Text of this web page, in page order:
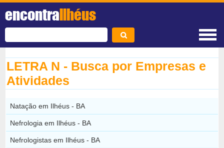
encontraIlhéus
LETRA N - Busca por Empresas e
Atividades
Natação em Ilhéus - BA
Nefrologia em Ilhéus - BA
Nefrologistas em Ilhéus - BA